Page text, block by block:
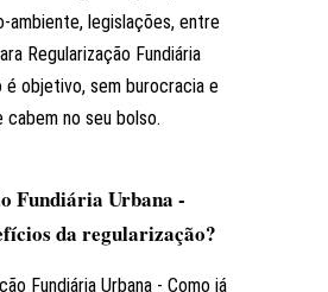
ambiente, legislações, entre
Regularização Fundiária
é objetivo, sem burocracia e
no seu bolso.
Fundiária Urbana -
da regularização?
Fundiária Urbana - Como já